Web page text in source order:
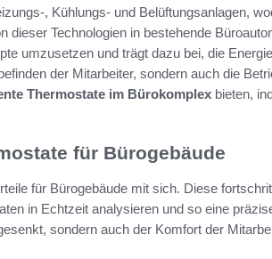
, Kühlungs- und Belüftungsanlagen,
dieser Technologien in bestehende
umzusetzen und trägt dazu bei, die
der Mitarbeiter, sondern auch die
Thermostate im Bürokomplex bieten,
für Bürogebäude
für Bürogebäude mit sich. Diese
in Echtzeit analysieren und so eine
sondern auch der Komfort der